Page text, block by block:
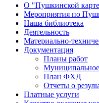
О "Пушкинской
Мероприятия по
Наша библиотека
Деятельность
Материально-
Документация
Планы работ
Муниципальное
План ФХД
Отчеты о
Платные услуги